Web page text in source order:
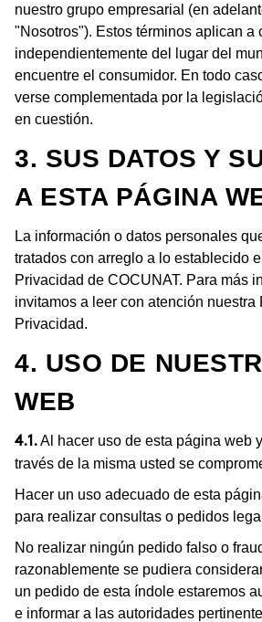
nuestro grupo empresarial (en
"Nosotros"). Estos términos aplican a
independientemente del lugar del
encuentre el consumidor. En todo
verse complementada por la
en cuestión.
3. SUS DATOS Y
A ESTA PÁGINA
La información o datos personales
tratados con arreglo a lo establecido
Privacidad de COCUNAT. Para más
invitamos a leer con atención nuestra
Privacidad.
4. USO DE
WEB
4.1. Al hacer uso de esta página web
través de la misma usted se
Hacer un uso adecuado de esta
para realizar consultas o pedidos
No realizar ningún pedido falso o
razonablemente se pudiera
un pedido de esta índole estaremos
e informar a las autoridades